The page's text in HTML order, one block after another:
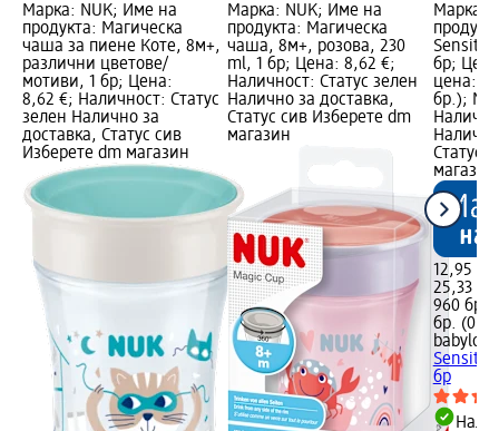
Марка: NUK; Име на
продукта: Магическа
чашa за пиене Коте, 8м+,
различни цветове/
мотиви, 1 бр; Цена:
8,62 €; Наличност: Статус
зелен Налично за
доставка, Статус сив
Изберете dm магазин
Марка: NUK; Име на
продукта: Магическа
чаша, 8м+, розова, 230
ml, 1 бр; Цена: 8,62 €;
Наличност: Статус зелен
Налично за доставка,
Статус сив Изберете dm
магазин
Марка:
бр;
цена:
бр.);
Статус
магазин
12,95 €
25,33 лв.
960 бр.
бр.
babylove
бр